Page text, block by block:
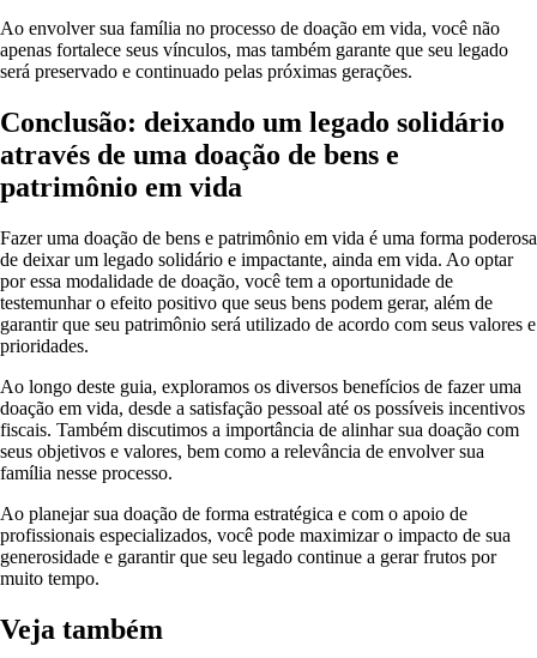
Ao envolver sua família no processo de doação em vida, você não
apenas fortalece seus vínculos, mas também garante que seu legado
será preservado e continuado pelas próximas gerações.
Conclusão: deixando um legado solidário
através de uma doação de bens e
patrimônio em vida
Fazer uma doação de bens e patrimônio em vida é uma forma poderosa
de deixar um legado solidário e impactante, ainda em vida. Ao optar
por essa modalidade de doação, você tem a oportunidade de
testemunhar o efeito positivo que seus bens podem gerar, além de
garantir que seu patrimônio será utilizado de acordo com seus valores e
prioridades.
Ao longo deste guia, exploramos os diversos benefícios de fazer uma
doação em vida, desde a satisfação pessoal até os possíveis incentivos
fiscais. Também discutimos a importância de alinhar sua doação com
seus objetivos e valores, bem como a relevância de envolver sua
família nesse processo.
Ao planejar sua doação de forma estratégica e com o apoio de
profissionais especializados, você pode maximizar o impacto de sua
generosidade e garantir que seu legado continue a gerar frutos por
muito tempo.
Veja também